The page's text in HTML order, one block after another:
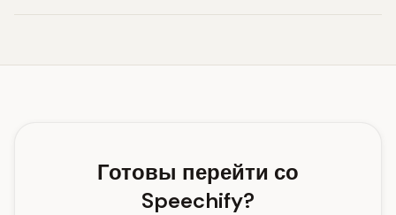
Готовы перейти со
Speechify?